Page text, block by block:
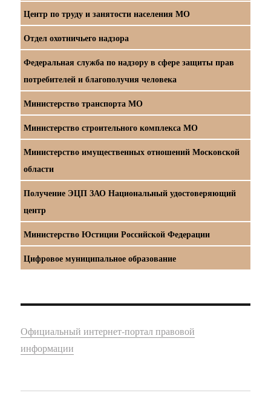
Центр по труду и занятости населения МО
Отдел охотничьего надзора
Федеральная служба по надзору в сфере защиты прав
потребителей и благополучия человека
Министерство транспорта МО
Министерство строительного комплекса МО
Министерство имущественных отношений Московской
области
Получение ЭЦП ЗАО Национальный удостоверяющий
центр
Министерство Юстиции Российской Федерации
Цифровое муниципальное образование
Официальный интернет-портал правовой
информации